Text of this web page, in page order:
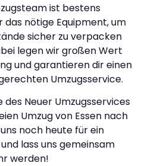
ist bestens
nötige Equipment, um
sicher zu verpacken
legen wir großen Wert
und garantieren dir einen
Umzugsservice.
Neuer Umzugsservices
Umzug von Essen nach
noch heute für ein
lass uns gemeinsam
werden!